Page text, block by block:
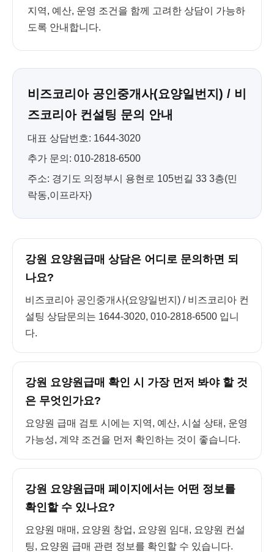
지역, 예산, 운영 조건을 함께 고려한 상담이 가능하
도록 안내합니다.
비즈코리아 공인중개사(요양일번지) / 비
즈코리아 컨설팅 문의 안내
대표 상담번호: 1644-3020
추가 문의: 010-2818-6500
주소: 경기도 의정부시 용현로 105번길 33 3층(민
락동,이프라자)
강원 요양원급매 상담은 어디로 문의하면 되
나요?
비즈코리아 공인중개사(요양일번지) / 비즈코리아 컨
설팅 상담문의는 1644-3020, 010-2818-6500 입니
다.
강원 요양원급매 확인 시 가장 먼저 봐야 할 것
은 무엇인가요?
요양원 급매 검토 시에는 지역, 예산, 시설 상태, 운영
가능성, 계약 조건을 먼저 확인하는 것이 좋습니다.
강원 요양원급매 페이지에서는 어떤 정보를
확인할 수 있나요?
요양원 매매, 요양원 창업, 요양원 임대, 요양원 컨설
팅, 요양원 급매 관련 정보를 확인할 수 있습니다.